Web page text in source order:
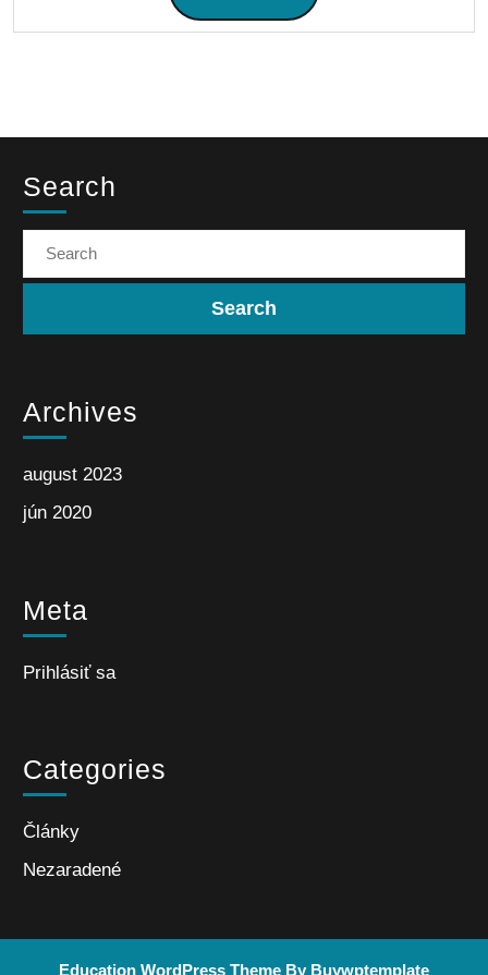
Search
Archives
august 2023
jún 2020
Meta
Prihlásiť sa
Categories
Články
Nezaradené
Education WordPress Theme By Buywptemplate